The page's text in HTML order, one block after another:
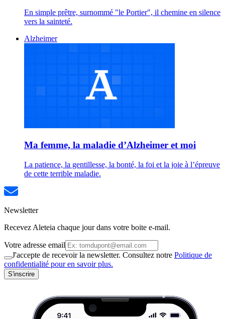
En simple prêtre, surnommé "le Portier", il chemine en silence
vers la sainteté.
Alzheimer
Ma femme, la maladie d’Alzheimer et moi
La patience, la gentillesse, la bonté, la foi et la joie à l’épreuve
de cette terrible maladie.
Newsletter
Recevez Aleteia chaque jour dans votre boite e-mail.
Votre adresse email
J'accepte de recevoir la newsletter. Consultez notre Politique de
confidentialité pour en savoir plus.
S'inscrire